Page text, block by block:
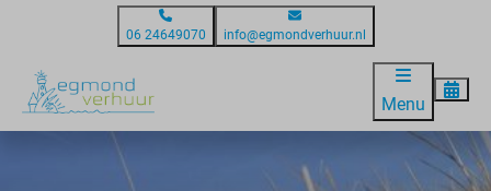
06 24649070 info@egmondverhuur.nl
Menu